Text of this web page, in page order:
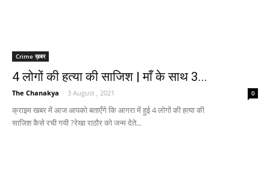
Crime ख़बर
4 लोगों की हत्या की साजिश | माँ के साथ 3...
The Chanakya - 3 August , 2021 0
क्राइम खबर में आज आपको बताएँगे कि आगरा में हुई 4 लोगों की हत्या की
साजिश कैसे रची गयी ?रेखा राठौर को जन्म देते...